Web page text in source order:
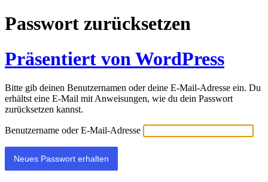
Passwort zurücksetzen
Präsentiert von WordPress
Bitte gib deinen Benutzernamen oder deine E-Mail-Adresse ein. Du
erhältst eine E-Mail mit Anweisungen, wie du dein Passwort
zurücksetzen kannst.
Benutzername oder E-Mail-Adresse